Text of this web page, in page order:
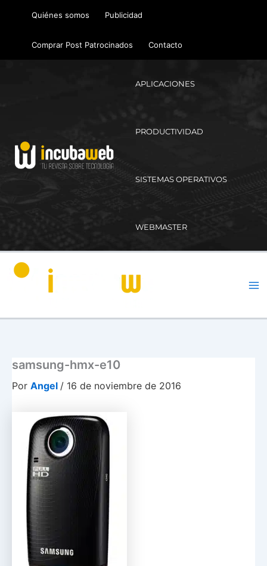
Quiénes somos Publicidad
Comprar Post Patrocinados Contacto
APLICACIONES
PRODUCTIVIDAD
SISTEMAS OPERATIVOS
WEBMASTER
samsung-hmx-e10
Por Angel / 16 de noviembre de 2016